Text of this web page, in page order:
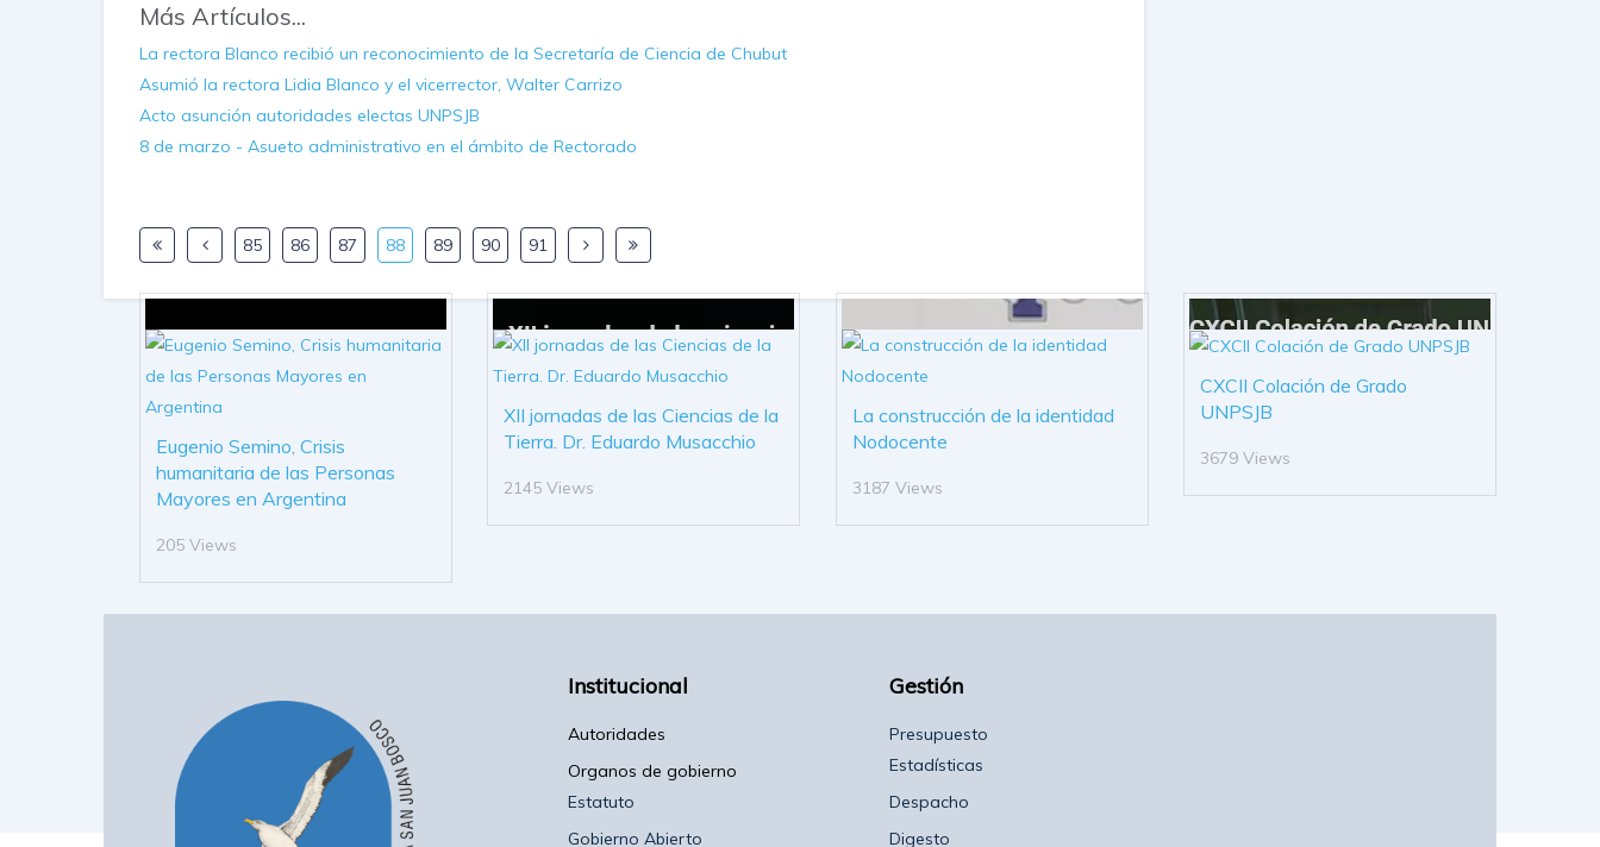
Más Artículos...
La rectora Blanco recibió un reconocimiento de la Secretaría de Ciencia de Chubut
Asumió la rectora Lidia Blanco y el vicerrector, Walter Carrizo
Acto asunción autoridades electas UNPSJB
8 de marzo - Asueto administrativo en el ámbito de Rectorado
85 86 87 88 89 90 91
Eugenio Semino, Crisis
humanitaria de las Personas
Mayores en Argentina
205 Views
XII jornadas de las Ciencias de la
Tierra. Dr. Eduardo Musacchio
2145 Views
La construcción de la identidad
Nodocente
3187 Views
CXCII Colación de Grado
UNPSJB
3679 Views
Institucional
Autoridades
Organos de gobierno
Estatuto
Gobierno Abierto
Gestión
Presupuesto
Estadísticas
Despacho
Digesto